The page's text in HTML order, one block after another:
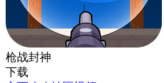
枪战封神
下载